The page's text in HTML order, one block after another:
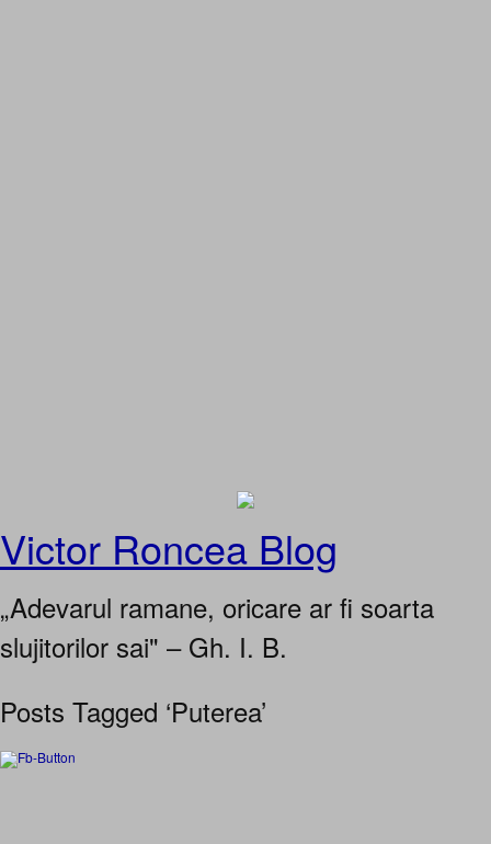
Victor Roncea Blog
„Adevarul ramane, oricare ar fi soarta
slujitorilor sai" – Gh. I. B.
Posts Tagged ‘Puterea’